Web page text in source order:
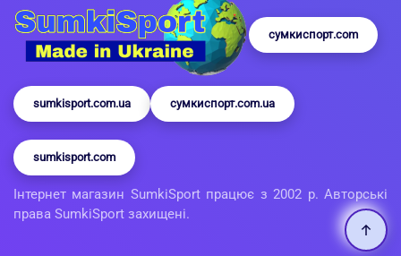
сумкиспорт.com
sumkisport.com.ua сумкиспорт.com.ua
sumkisport.com
Інтернет магазин SumkiSport працює з 2002 р. Авторські
права SumkiSport захищені.